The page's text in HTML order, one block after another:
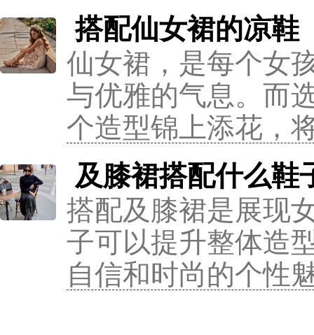
搭配仙女裙的凉鞋
仙女裙，是每个女
与优雅的气息。而
个造型锦上添花，
及膝裙搭配什么鞋
搭配及膝裙是展现
子可以提升整体造
自信和时尚的个性